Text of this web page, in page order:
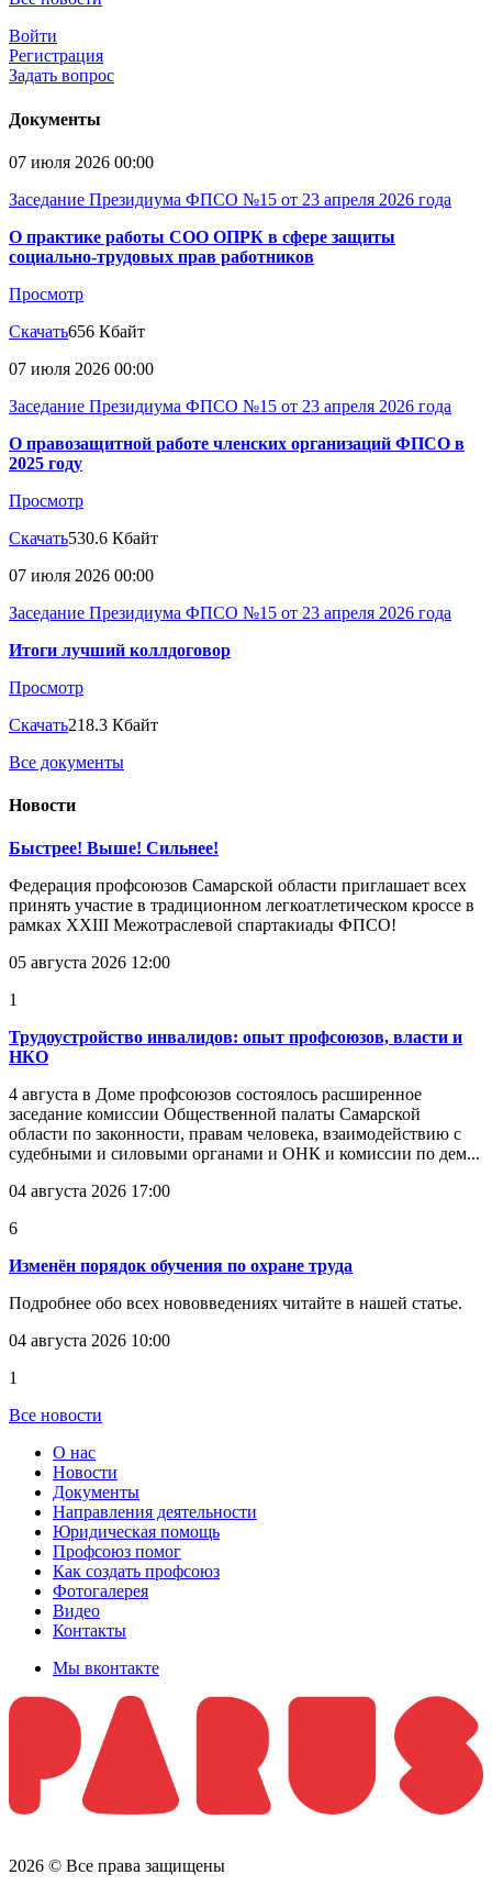
Войти
Регистрация
Задать вопрос
Документы
07 июля 2026 00:00
Заседание Президиума ФПСО №15 от 23 апреля 2026 года
О практике работы СОО ОПРК в сфере защиты
социально-трудовых прав работников
Просмотр
Скачать656 Кбайт
07 июля 2026 00:00
Заседание Президиума ФПСО №15 от 23 апреля 2026 года
О правозащитной работе членских организаций ФПСО в
2025 году
Просмотр
Скачать530.6 Кбайт
07 июля 2026 00:00
Заседание Президиума ФПСО №15 от 23 апреля 2026 года
Итоги лучший коллдоговор
Просмотр
Скачать218.3 Кбайт
Все документы
Новости
Быстрее! Выше! Сильнее!
Федерация профсоюзов Самарской области приглашает всех
принять участие в традиционном легкоатлетическом кроссе в
рамках XXIII Межотраслевой спартакиады ФПСО!
05 августа 2026 12:00
1
Трудоустройство инвалидов: опыт профсоюзов, власти и
НКО
4 августа в Доме профсоюзов состоялось расширенное
заседание комиссии Общественной палаты Самарской
области по законности, правам человека, взаимодействию с
судебными и силовыми органами и ОНК и комиссии по дем...
04 августа 2026 17:00
6
Изменён порядок обучения по охране труда
Подробнее обо всех нововведениях читайте в нашей статье.
04 августа 2026 10:00
1
Все новости
О нас
Новости
Документы
Направления деятельности
Юридическая помощь
Профсоюз помог
Как создать профсоюз
Фотогалерея
Видео
Контакты
Мы вконтакте
2026 © Все права защищены